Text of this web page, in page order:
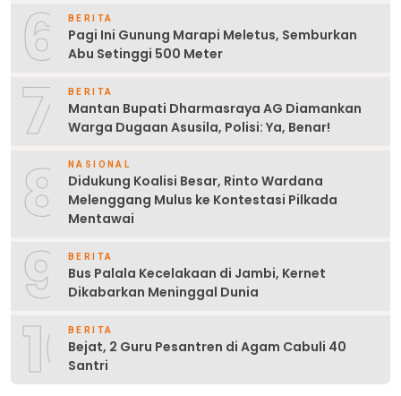
6 BERITA
Pagi Ini Gunung Marapi Meletus, Semburkan
Abu Setinggi 500 Meter
7 BERITA
Mantan Bupati Dharmasraya AG Diamankan
Warga Dugaan Asusila, Polisi: Ya, Benar!
8 NASIONAL
Didukung Koalisi Besar, Rinto Wardana
Melenggang Mulus ke Kontestasi Pilkada
Mentawai
9 BERITA
Bus Palala Kecelakaan di Jambi, Kernet
Dikabarkan Meninggal Dunia
10BERITA
Bejat, 2 Guru Pesantren di Agam Cabuli 40
Santri